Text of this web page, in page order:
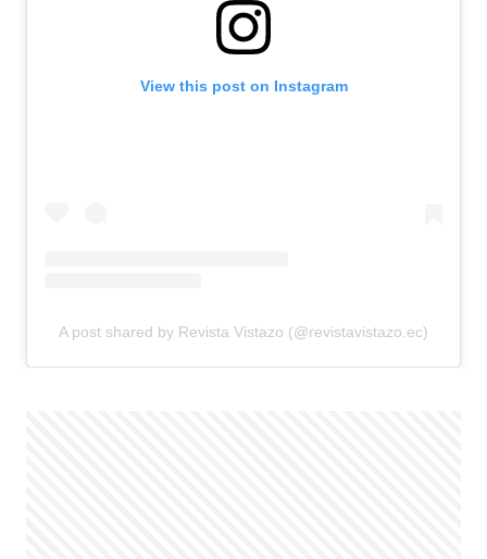
View this post on Instagram
A post shared by Revista Vistazo (@revistavistazo.ec)